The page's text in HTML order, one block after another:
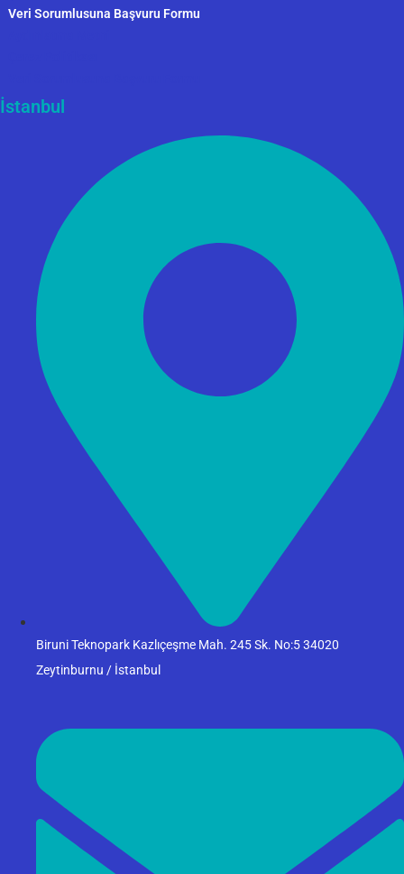
Veri Sorumlusuna Başvuru Formu
İstanbul
Biruni Teknopark Kazlıçeşme Mah. 245 Sk. No:5 34020
Zeytinburnu / İstanbul